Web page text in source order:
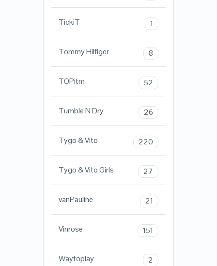
TickiT 1
Tommy Hilfiger 8
TOPitm 52
Tumble N Dry 26
Tygo & Vito 220
Tygo & Vito Girls 27
vanPauline 21
Vinrose 151
Waytoplay 2